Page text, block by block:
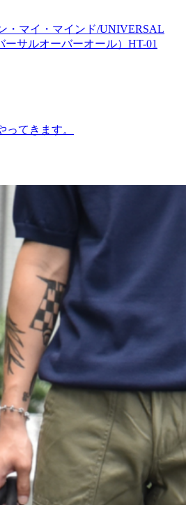
・マイ・マインド/UNIVERSAL
サルオーバーオール）HT-01
ってきます。